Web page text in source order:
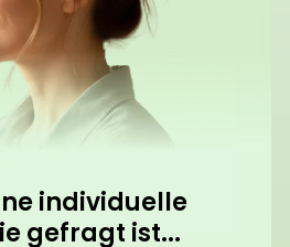
individuelle
gefragt ist...